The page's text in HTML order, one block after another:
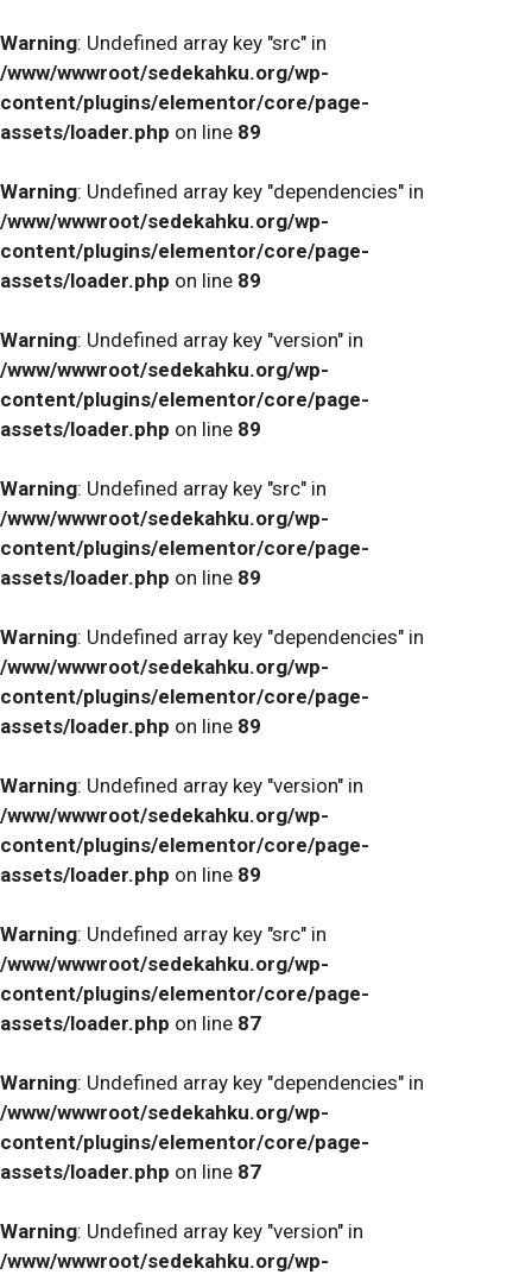
Warning: Undefined array key "src" in
/www/wwwroot/sedekahku.org/wp-
content/plugins/elementor/core/page-
assets/loader.php on line 89
Warning: Undefined array key "dependencies" in
/www/wwwroot/sedekahku.org/wp-
content/plugins/elementor/core/page-
assets/loader.php on line 89
Warning: Undefined array key "version" in
/www/wwwroot/sedekahku.org/wp-
content/plugins/elementor/core/page-
assets/loader.php on line 89
Warning: Undefined array key "src" in
/www/wwwroot/sedekahku.org/wp-
content/plugins/elementor/core/page-
assets/loader.php on line 89
Warning: Undefined array key "dependencies" in
/www/wwwroot/sedekahku.org/wp-
content/plugins/elementor/core/page-
assets/loader.php on line 89
Warning: Undefined array key "version" in
/www/wwwroot/sedekahku.org/wp-
content/plugins/elementor/core/page-
assets/loader.php on line 89
Warning: Undefined array key "src" in
/www/wwwroot/sedekahku.org/wp-
content/plugins/elementor/core/page-
assets/loader.php on line 87
Warning: Undefined array key "dependencies" in
/www/wwwroot/sedekahku.org/wp-
content/plugins/elementor/core/page-
assets/loader.php on line 87
Warning: Undefined array key "version" in
/www/wwwroot/sedekahku.org/wp-